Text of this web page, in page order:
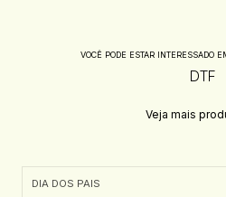
VOCÊ PODE ESTAR INTERESSADO
DTF
Veja mais
DIA DOS PAIS